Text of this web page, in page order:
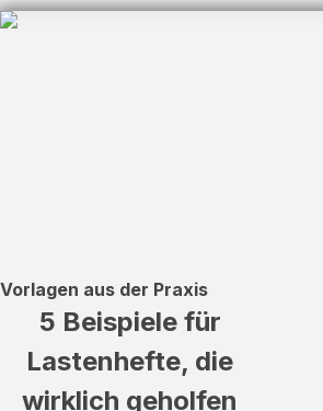
Vorlagen aus der Praxis
5 Beispiele für
Lastenhefte, die
wirklich geholfen